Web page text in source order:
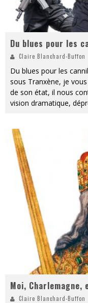
Du blues pour les
Claire Blanchard-Buffon
Du blues pour les
sous Tranxène, je
de son état, il nous
vision dramatique,
Moi,
Claire Blanchard-Buffon